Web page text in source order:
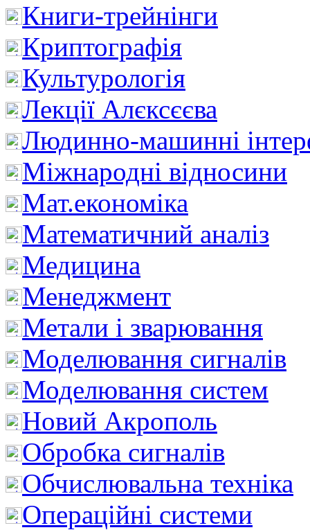
Книги-трейнінги
Криптографія
Культурологія
Лекції Алєксєєва
Людинно-машинні
Міжнародні відносини
Мат.економіка
Математичний аналіз
Медицина
Менеджмент
Метали і зварювання
Моделювання сигналів
Моделювання систем
Новий Акрополь
Обробка сигналів
Обчислювальна техніка
Операційні системи